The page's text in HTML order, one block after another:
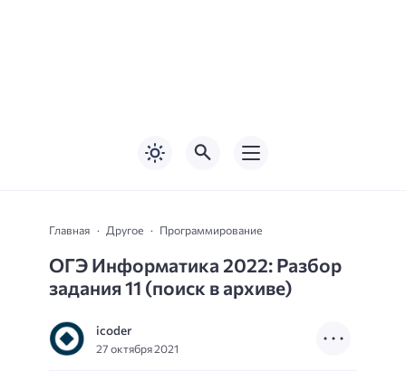
Главная Другое Программирование
ОГЭ Информатика 2022: Разбор
задания 11 (поиск в архиве)
icoder
27 октября 2021